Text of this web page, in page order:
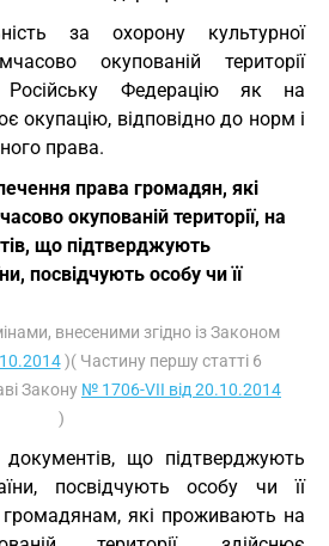
за охорону культурної
окупованій території
Федерацію як на
окупацію, відповідно до норм і
права.
права громадян, які
окупованій території, на
що підтверджують
посвідчують особу чи її
внесеними згідно із Законом
)( Частину першу статті 6
Закону № 1706-VII від 20.10.2014
)
що підтверджують
посвідчують особу чи її
громадянам, які проживають на